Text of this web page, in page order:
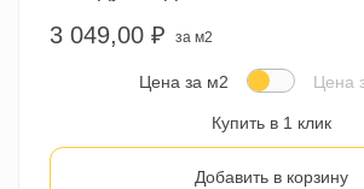
3 049,00 ₽ за м2
Цена за м2 Цена
Купить в 1 клик
Добавить в корзину